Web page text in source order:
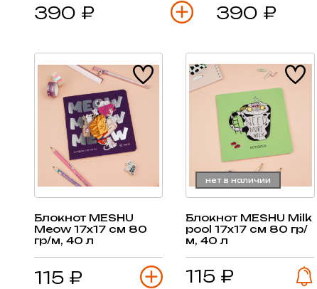
390 ₽ 390 ₽
Блокнот MESHU
Meow 17х17 см 80
гр/м, 40 л
115 ₽
нет в наличии
Блокнот MESHU Milk
pool 17х17 см 80 гр/
м, 40 л
115 ₽